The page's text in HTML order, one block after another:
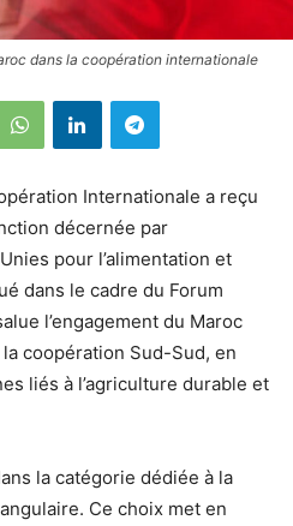
dans la coopération internationale
Internationale a reçu
décernée par
pour l’alimentation et
dans le cadre du Forum
l’engagement du Maroc
coopération Sud-Sud, en
liés à l’agriculture durable et
la catégorie dédiée à la
Ce choix met en